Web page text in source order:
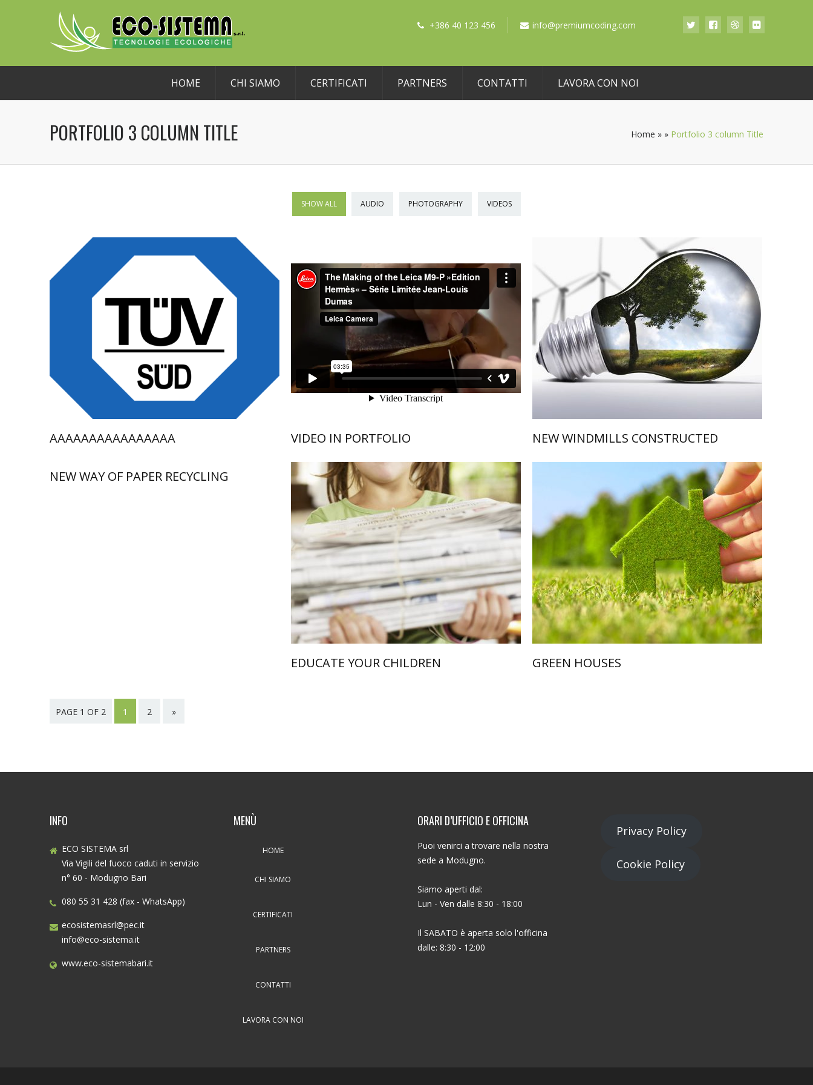
+386 40 123 456 info@premiumcoding.com
HOME CHI SIAMO CERTIFICATI PARTNERS CONTATTI LAVORA CON NOI
PORTFOLIO 3 COLUMN TITLE Home » » Portfolio 3 column Title
SHOW ALL AUDIO PHOTOGRAPHY VIDEOS
AAAAAAAAAAAAAAAA VIDEO IN PORTFOLIO NEW WINDMILLS CONSTRUCTED
NEW WAY OF PAPER RECYCLING
EDUCATE YOUR CHILDREN GREEN HOUSES
PAGE 1 OF 2 1 2 »
INFO
ECO SISTEMA srl
Via Vigili del fuoco caduti in servizio
n° 60 - Modugno Bari
080 55 31 428 (fax - WhatsApp)
ecosistemasrl@pec.it
info@eco-sistema.it
www.eco-sistemabari.it
MENÙ
HOME
CHI SIAMO
CERTIFICATI
PARTNERS
CONTATTI
LAVORA CON NOI
ORARI D’UFFICIO E OFFICINA
Puoi venirci a trovare nella nostra
sede a Modugno.
Siamo aperti dal:
Lun - Ven dalle 8:30 - 18:00
Il SABATO è aperta solo l'officina
dalle: 8:30 - 12:00
Privacy Policy
Cookie Policy